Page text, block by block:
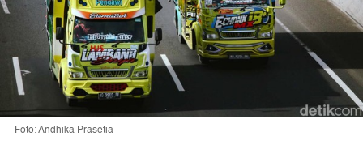
Foto: Andhika Prasetia